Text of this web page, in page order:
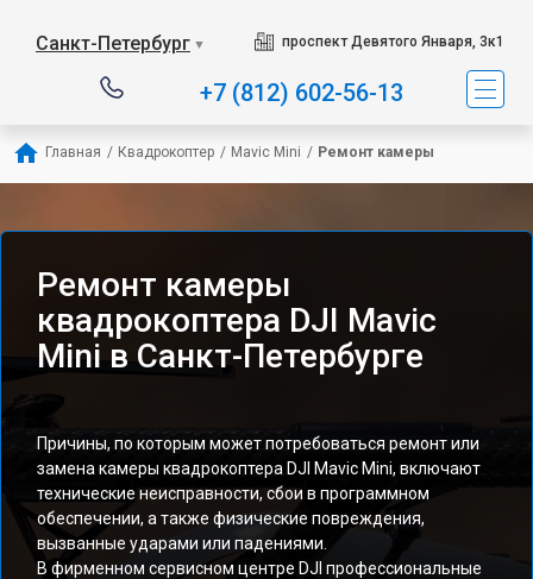
Санкт-Петербург ▼ проспект Девятого Января, 3к1
+7 (812) 602-56-13
Главная / Квадрокоптер / Mavic Mini / Ремонт камеры
Ремонт камеры
квадрокоптера DJI Mavic
Mini в Санкт-Петербурге
Причины, по которым может потребоваться ремонт или
замена камеры квадрокоптера DJI Mavic Mini, включают
технические неисправности, сбои в программном
обеспечении, а также физические повреждения,
вызванные ударами или падениями.
В фирменном сервисном центре DJI профессиональные